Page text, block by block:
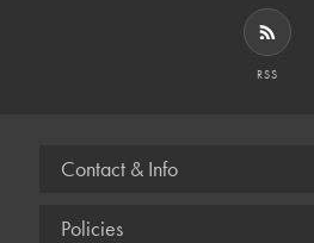
RSS
Contact & Info
Policies